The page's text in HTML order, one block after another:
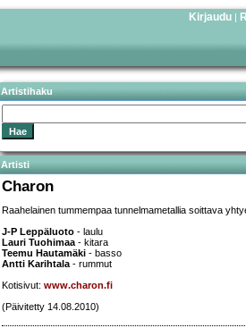
Kirjaudu |
Artistihaku
Artisti
Charon
Raahelainen tummempaa tunnelmametallia soittava
J-P Leppäluoto - laulu
Lauri Tuohimaa- kitara
Teemu Hautamäki - basso
Antti Karihtala- rummut
Kotisivut: www.charon.fi
(Päivitetty 14.08.2010)